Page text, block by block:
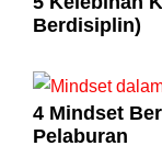
Berdisiplin)
4 Mindset
Pelaburan